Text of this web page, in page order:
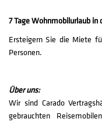
7 Tage Wohnmobilurlaub
Ersteigern Sie die Miete
Personen.
Über uns:
Wir sind Carado
gebrauchten